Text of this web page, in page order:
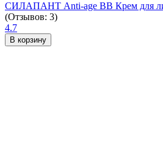
СИЛАПАНТ Anti-age ВВ Крем для
(Отзывов: 3)
4.7
В корзину